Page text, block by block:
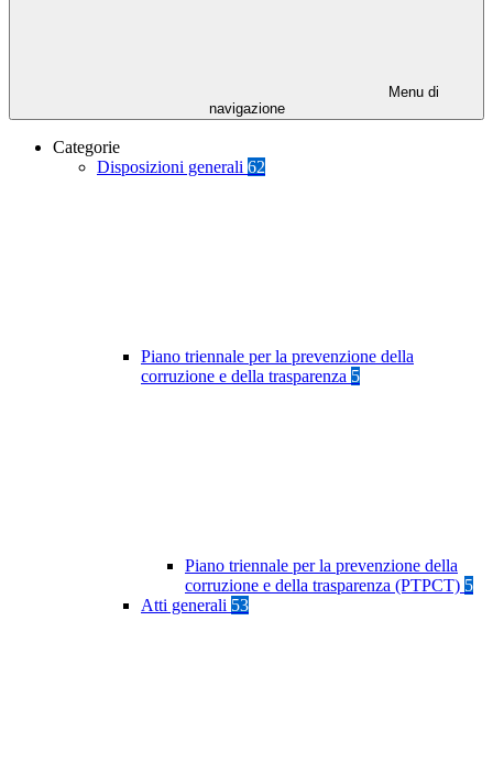
Menu di
navigazione
Categorie
Disposizioni generali 62
Piano triennale per la prevenzione della
corruzione e della trasparenza 5
Piano triennale per la prevenzione della
corruzione e della trasparenza (PTPCT) 5
Atti generali 53